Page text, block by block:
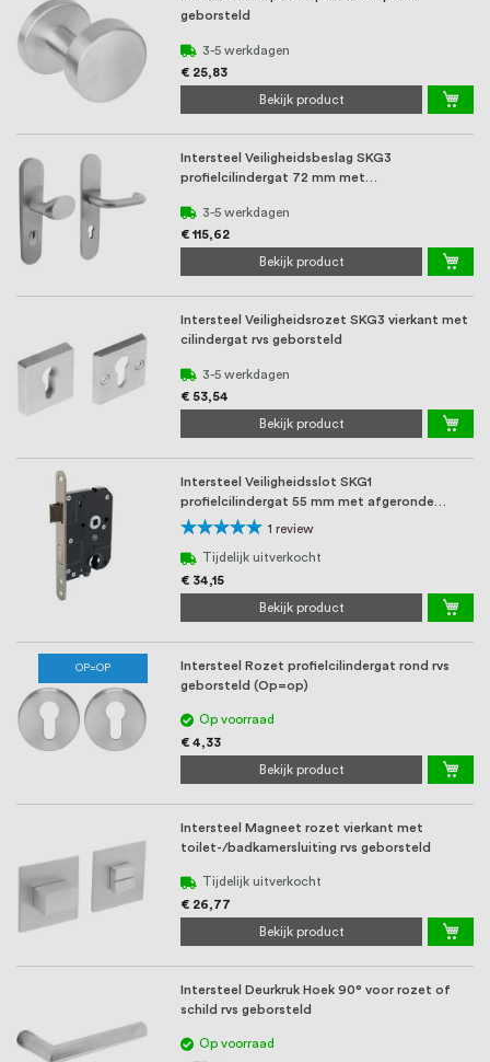
geborsteld
3-5 werkdagen
€ 25,83
Bekijk product
Intersteel Veiligheidsbeslag SKG3
profielcilindergat 72 mm met
3-5 werkdagen
€ 115,62
Bekijk product
Intersteel Veiligheidsrozet SKG3 vierkant met
cilindergat rvs geborsteld
3-5 werkdagen
€ 53,54
Bekijk product
Intersteel Veiligheidsslot SKG1
profielcilindergat 55 mm met afgeronde
Waardering:
100%
1 review
Tijdelijk uitverkocht
€ 34,15
Bekijk product
OP=OP
Intersteel Rozet profielcilindergat rond rvs
geborsteld (Op=op)
Op voorraad
€ 4,33
Bekijk product
Intersteel Magneet rozet vierkant met
toilet-/badkamersluiting rvs geborsteld
Tijdelijk uitverkocht
€ 26,77
Bekijk product
Intersteel Deurkruk Hoek 90° voor rozet of
schild rvs geborsteld
Op voorraad